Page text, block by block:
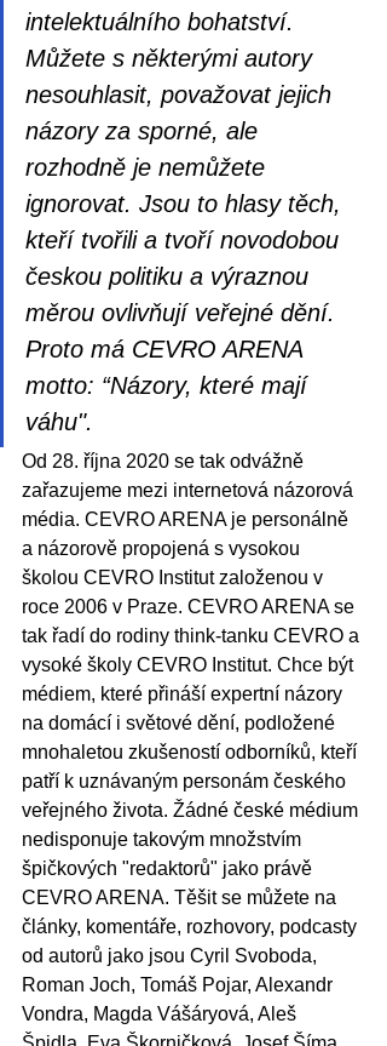
intelektuálního bohatství.
Můžete s některými autory
nesouhlasit, považovat jejich
názory za sporné, ale
rozhodně je nemůžete
ignorovat. Jsou to hlasy těch,
kteří tvořili a tvoří novodobou
českou politiku a výraznou
měrou ovlivňují veřejné dění.
Proto má CEVRO ARENA
motto: “Názory, které mají
váhu".
Od 28. října 2020 se tak odvážně
zařazujeme mezi internetová názorová
média. CEVRO ARENA je personálně
a názorově propojená s vysokou
školou CEVRO Institut založenou v
roce 2006 v Praze. CEVRO ARENA se
tak řadí do rodiny think-tanku CEVRO a
vysoké školy CEVRO Institut. Chce být
médiem, které přináší expertní názory
na domácí i světové dění, podložené
mnohaletou zkušeností odborníků, kteří
patří k uznávaným personám českého
veřejného života. Žádné české médium
nedisponuje takovým množstvím
špičkových "redaktorů" jako právě
CEVRO ARENA. Těšit se můžete na
články, komentáře, rozhovory, podcasty
od autorů jako jsou Cyril Svoboda,
Roman Joch, Tomáš Pojar, Alexandr
Vondra, Magda Vášáryová, Aleš